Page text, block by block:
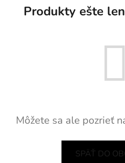
Produkty ešte
Môžete sa ale pozrieť
SPÄŤ DO